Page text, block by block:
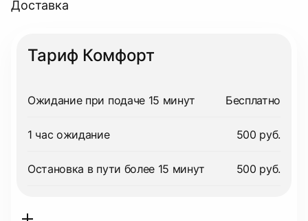
Доставка
Тариф Комфорт
Ожидание при подаче 15 минут Бесплатно
1 час ожидание 500 руб.
Остановка в пути более 15 минут 500 руб.